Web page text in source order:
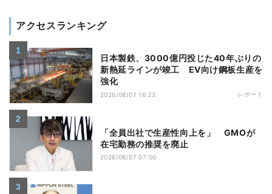
アクセスランキング
日本製鉄、3000億円投じた40年ぶりの
新熱延ラインが竣工 EV向け鋼板生産を
強化
2026/08/07 16:23 レポート
「全員出社で生産性向上を」 GMOが
在宅勤務の推奨を廃止
2026/08/07 07:00